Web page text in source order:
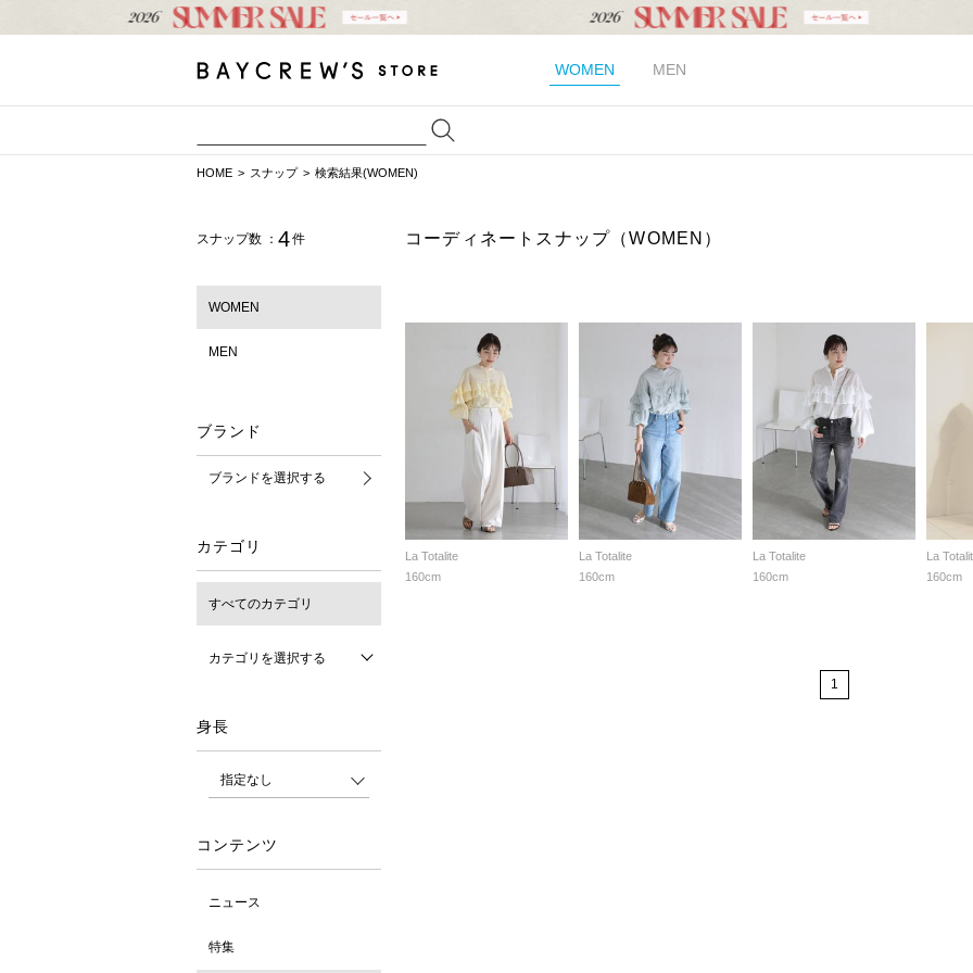
WOMEN MEN
HOME スナップ 検索結果(WOMEN)
スナップ数 ： 4件
WOMEN
MEN
ブランド
ブランドを選択する
カテゴリ
すべてのカテゴリ
カテゴリを選択する
身長
コンテンツ
ニュース
特集
コーディネートスナップ（WOMEN）
La Totalite
160cm
La Totalite
160cm
La Totalite
160cm
La
160cm
1